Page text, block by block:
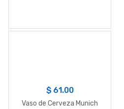
$ 61.00
Vaso de Cerveza Munich